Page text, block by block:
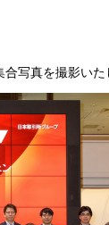
写真を撮影いた